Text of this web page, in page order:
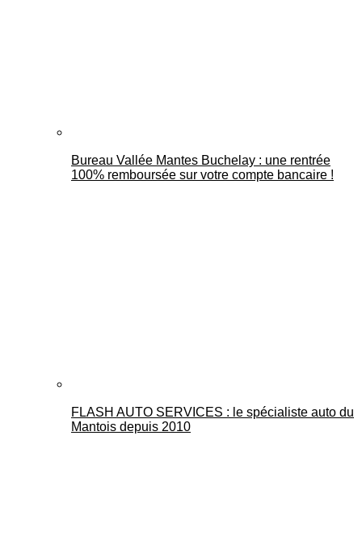
Bureau Vallée Mantes Buchelay : une rentrée
100% remboursée sur votre compte bancaire !
FLASH AUTO SERVICES : le spécialiste auto du
Mantois depuis 2010